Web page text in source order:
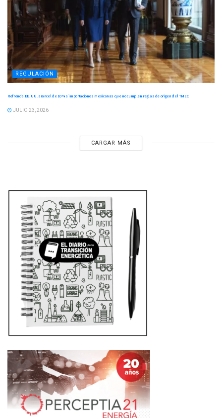
REGULACIÓN
Refrenda EE. UU. arancel de 10 % a importaciones mexicanas que no cumplen reglas de origen del TMEC
JULIO 23, 2026
CARGAR MÁS